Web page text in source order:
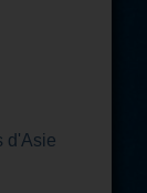
d'Asie